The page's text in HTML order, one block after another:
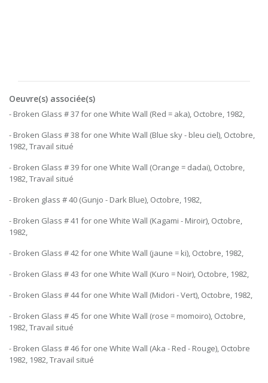
Oeuvre(s) associée(s)
- Broken Glass # 37 for one White Wall (Red = aka), Octobre, 1982,
- Broken Glass # 38 for one White Wall (Blue sky - bleu ciel), Octobre,
1982, Travail situé
- Broken Glass # 39 for one White Wall (Orange = dadai), Octobre,
1982, Travail situé
- Broken glass # 40 (Gunjo - Dark Blue), Octobre, 1982,
- Broken Glass # 41 for one White Wall (Kagami - Miroir), Octobre,
1982,
- Broken Glass # 42 for one White Wall (jaune = ki), Octobre, 1982,
- Broken Glass # 43 for one White Wall (Kuro = Noir), Octobre, 1982,
- Broken Glass # 44 for one White Wall (Midori - Vert), Octobre, 1982,
- Broken Glass # 45 for one White Wall (rose = momoiro), Octobre,
1982, Travail situé
- Broken Glass # 46 for one White Wall (Aka - Red - Rouge), Octobre
1982, 1982, Travail situé